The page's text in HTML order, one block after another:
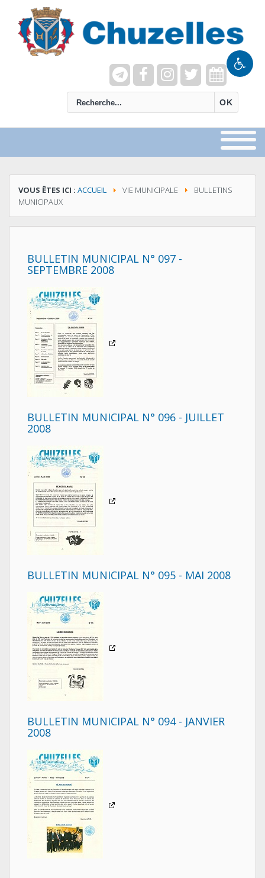
OK
VOUS ÊTES ICI : ACCUEIL VIE MUNICIPALE
BULLETINS
MUNICIPAUX
BULLETIN MUNICIPAL N° 097 -
SEPTEMBRE 2008
BULLETIN MUNICIPAL N° 096 - JUILLET
2008
BULLETIN MUNICIPAL N° 095 - MAI 2008
BULLETIN MUNICIPAL N° 094 - JANVIER
2008